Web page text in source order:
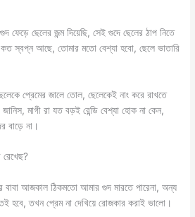
ছেলের জন্ম দিয়েছি, সেই গুদে ছেলের ঠাপ নিতে
স্বপ্ন আছে, তোমার মতো বেশ্যা হবো, ছেলে ভাতারি
প্রেমের জালে তোল, ছেলেকেই নাং করে রাখতে
মাগী রা যত বড়ই রেন্ডি বেশ্যা হোক না কেন,
বাড়ে না।
রেখেছ?
বাবা আজকাল ঠিকমতো আমার গুদ মারতে পারেনা, অন্য
হবে, তখন প্রেম না দেখিয়ে রোজকার করাই ভালো।